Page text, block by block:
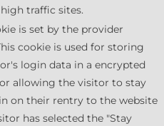
traffic sites.
is set by the provider
cookie is used for storing
login data in a encrypted
allowing the visitor to stay
on their rentry to the website
has selected the "Stay